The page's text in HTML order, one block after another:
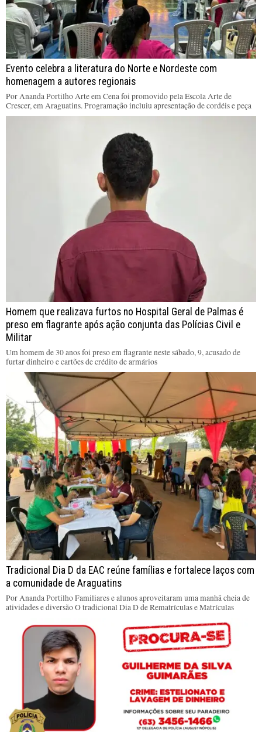
Evento celebra a literatura do Norte e Nordeste com
homenagem a autores regionais
Por Ananda Portilho Arte em Cena foi promovido pela Escola Arte de
Crescer, em Araguatins. Programação incluiu apresentação de cordéis e peça
Homem que realizava furtos no Hospital Geral de Palmas é
preso em flagrante após ação conjunta das Polícias Civil e
Militar
Um homem de 30 anos foi preso em flagrante neste sábado, 9, acusado de
furtar dinheiro e cartões de crédito de armários
Tradicional Dia D da EAC reúne famílias e fortalece laços com
a comunidade de Araguatins
Por Ananda Portilho Familiares e alunos aproveitaram uma manhã cheia de
atividades e diversão O tradicional Dia D de Rematrículas e Matrículas